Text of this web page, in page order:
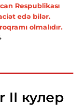
Respublikası
edə bilər.
olmalıdır.
II кулер